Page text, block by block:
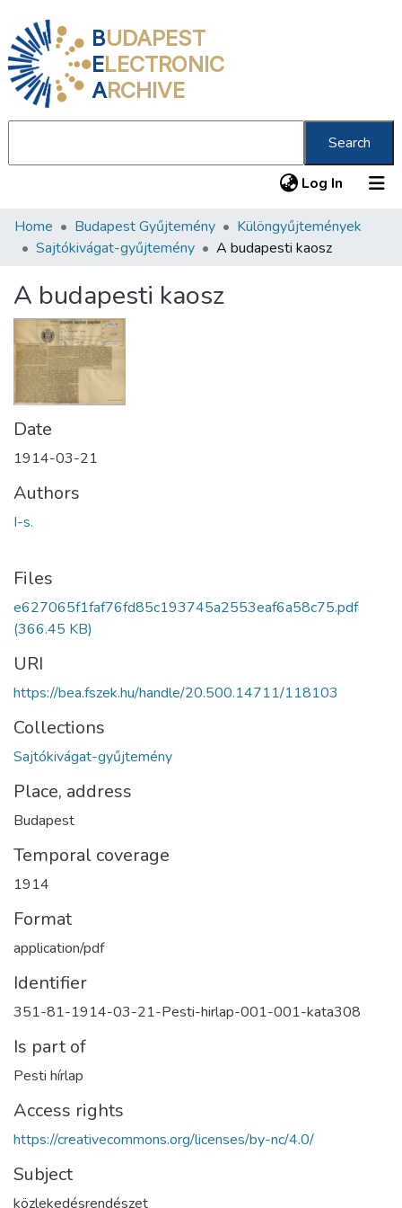
BUDAPEST
ELECTRONIC
ARCHIVE
Search
Log In (current)
Communities & Collections
Statistics
About us
Home Budapest Gyűjtemény
Különgyűjtemények
Sajtókivágat-gyűjtemény
A budapesti kaosz
A budapesti kaosz
Date
1914-03-21
Authors
I-s.
Files
e627065f1faf76fd85c193745a2553eaf6a58c75.pdf
(366.45 KB)
URI
https://bea.fszek.hu/handle/20.500.14711/118103
Collections
Sajtókivágat-gyűjtemény
Place, address
Budapest
Temporal coverage
1914
Format
application/pdf
Identifier
351-81-1914-03-21-Pesti-hirlap-001-001-kata308
Is part of
Pesti hírlap
Access rights
https://creativecommons.org/licenses/by-nc/4.0/
Subject
közlekedésrendészet